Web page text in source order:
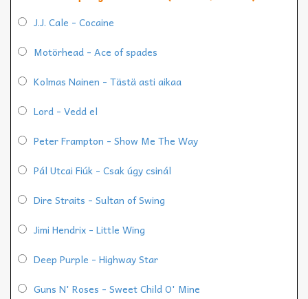
J.J. Cale - Cocaine
Motörhead - Ace of spades
Kolmas Nainen - Tästä asti aikaa
Lord - Vedd el
Peter Frampton - Show Me The Way
Pál Utcai Fiúk - Csak úgy csinál
Dire Straits - Sultan of Swing
Jimi Hendrix - Little Wing
Deep Purple - Highway Star
Guns N' Roses - Sweet Child O' Mine